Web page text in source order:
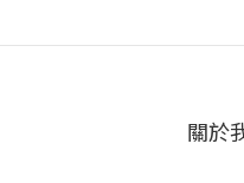
關於